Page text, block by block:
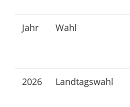
Jahr Wahl
2026 Landtagswahl